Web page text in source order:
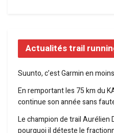
Actualités trail
Suunto, c’est Garmin en
En remportant les 75 km du
continue son année sans
Le champion de trail Aurélien
pourquoi il déteste le